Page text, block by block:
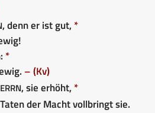
, denn er ist gut, *
*
– (Kv)
, sie erhöht, *
der Macht vollbringt sie.